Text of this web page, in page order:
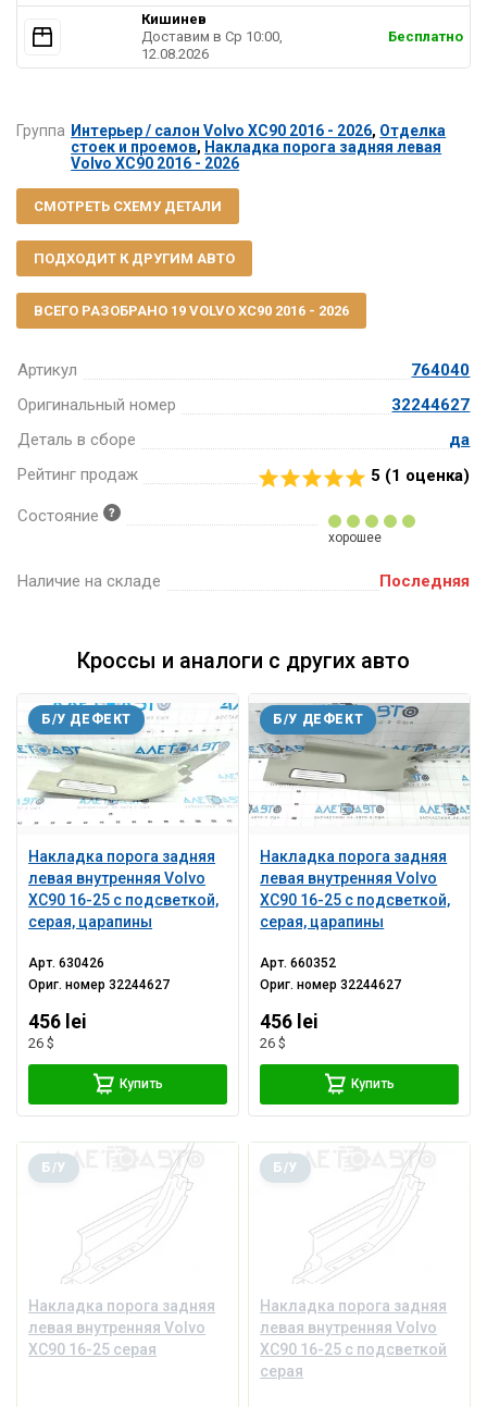
Артикул
764040
Оригинальный номер
32244627
Деталь в сборе
да
Рейтинг продаж
5 (1 оценка)
Состояние
хорошее
Наличие на складе Последняя
Кишинев
Доставим в Ср 10:00,
12.08.2026
Бесплатно
Группа Интерьер / салон Volvo XC90 2016 - 2026, Отделка
стоек и проемов, Накладка порога задняя левая
Volvo XC90 2016 - 2026
СМОТРЕТЬ СХЕМУ ДЕТАЛИ
ПОДХОДИТ К ДРУГИМ АВТО
ВСЕГО РАЗОБРАНО 19 VOLVO XC90 2016 - 2026
Кроссы и аналоги с других авто
Накладка порога задняя
левая внутренняя Volvo
XC90 16-25 с подсветкой,
серая, царапины
Б/У ДЕФЕКТ
Арт.630426
Ориг. номер32244627
456 lei
26 $
Купить
Накладка порога задняя
левая внутренняя Volvo
XC90 16-25 с подсветкой,
серая, царапины
Б/У ДЕФЕКТ
Арт.660352
Ориг. номер32244627
456 lei
26 $
Купить
Накладка порога задняя
левая внутренняя Volvo
XC90 16-25 серая
Б/У
Накладка порога задняя
левая внутренняя Volvo
XC90 16-25 с подсветкой
серая
Б/У